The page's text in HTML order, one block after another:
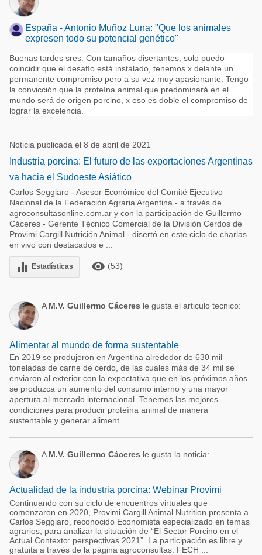
España - Antonio Muñoz Luna: "Que los animales
expresen todo su potencial genético"
Buenas tardes sres. Con tamaños disertantes, solo puedo
coincidir que el desafío está instalado, tenemos x delante un
permanente compromiso pero a su vez muy apasionante. Tengo
la convicción que la proteína animal que predominará en el
mundo será de origen porcino, x eso es doble el compromiso de
lograr la excelencia.
Noticia publicada el 8 de abril de 2021
Industria porcina: El futuro de las exportaciones Argentinas
va hacia el Sudoeste Asiático
Carlos Seggiaro - Asesor Económico del Comité Ejecutivo
Nacional de la Federación Agraria Argentina - a través de
agroconsultasonline.com.ar y con la participación de Guillermo
Cáceres - Gerente Técnico Comercial de la División Cerdos de
Provimi Cargill Nutrición Animal - disertó en este ciclo de charlas
en vivo con destacados e ...
equalizer Estadísticas remove_red_eye (53)
A M.V. Guillermo Cáceres le gusta el articulo tecnico:
Alimentar al mundo de forma sustentable
En 2019 se produjeron en Argentina alrededor de 630 mil
toneladas de carne de cerdo, de las cuales más de 34 mil se
enviaron al exterior con la expectativa que en los próximos años
se produzca un aumento del consumo interno y una mayor
apertura al mercado internacional. Tenemos las mejores
condiciones para producir proteína animal de manera
sustentable y generar aliment ...
A M.V. Guillermo Cáceres le gusta la noticia:
Actualidad de la industria porcina: Webinar Provimi
Continuando con su ciclo de encuentros virtuales que
comenzaron en 2020, Provimi Cargill Animal Nutrition presenta a
Carlos Seggiaro, reconocido Economista especializado en temas
agrarios, para analizar la situación de “El Sector Porcino en el
Actual Contexto: perspectivas 2021”. La participación es libre y
gratuita a través de la página agroconsultas. FECH ...